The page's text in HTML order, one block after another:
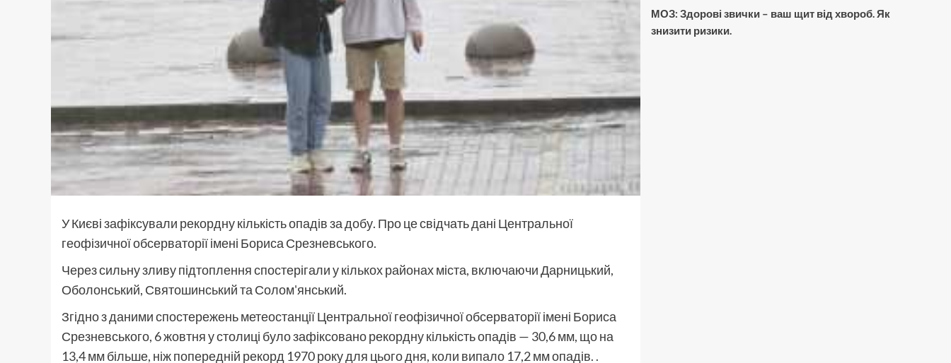
У Києві зафіксували рекордну кількість опадів за добу. Про це свідчать дані Центральної
геофізичної обсерваторії імені Бориса Срезневського.
Через сильну зливу підтоплення спостерігали у кількох районах міста, включаючи Дарницький,
Оболонський, Святошинський та Солом'янський.
Згідно з даними спостережень метеостанції Центральної геофізичної обсерваторії імені Бориса
Срезневського, 6 жовтня у столиці було зафіксовано рекордну кількість опадів — 30,6 мм, що на
13,4 мм більше, ніж попередній рекорд 1970 року для цього дня, коли випало 17,2 мм опадів. .
МОЗ: Здорові звички – ваш щит від хвороб. Як
знизити ризики.